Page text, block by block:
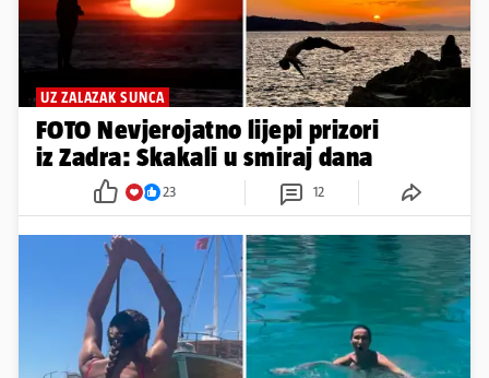
UZ ZALAZAK SUNCA
FOTO Nevjerojatno lijepi prizori
iz Zadra: Skakali u smiraj dana
23 12